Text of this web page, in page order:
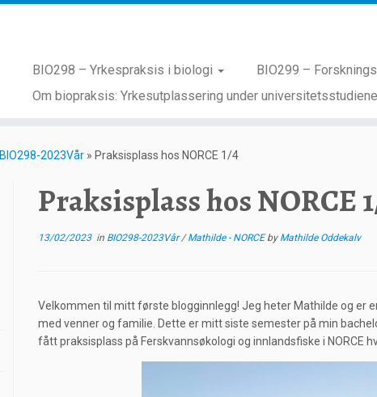
BIO298 – Yrkespraksis i biologi BIO299 –
Om biopraksis: Yrkesutplassering under universitetsstudiene
BIO298-2023Vår » Praksisplass hos NORCE 1/4
Praksisplass hos NORCE
13/02/2023in BIO298-2023Vår/Mathilde - NORCEby Mathilde Oddekalv
Velkommen til mitt første blogginnlegg! Jeg heter Mathilde og er
med venner og familie. Dette er mitt siste semester på min
fått praksisplass på Ferskvannsøkologi og innlandsfiske i NORCE